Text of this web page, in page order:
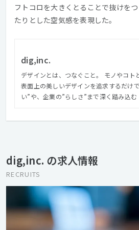
フトコロを大きくとることで抜けを
たりとした空気感を表現した。
dig,inc.
デザインとは、つなぐこと。 モノやコト
表面上の美しいデザインを追求するだけ
い”や、企業の”らしさ”まで深く踏み込
をトータルに、 そして社内でワンストッ
業と人々をつないでいきます。 モノがあふれている現代におい
を使う人たちがまだ気が付いていないイ
２つを結びつけることだと私たちは考えます。 私たちは
言葉とイメージで世の中に提示します。
の想いを翻訳し、つないでいく。 それ
dig,inc. の求人情報
RECRUITS